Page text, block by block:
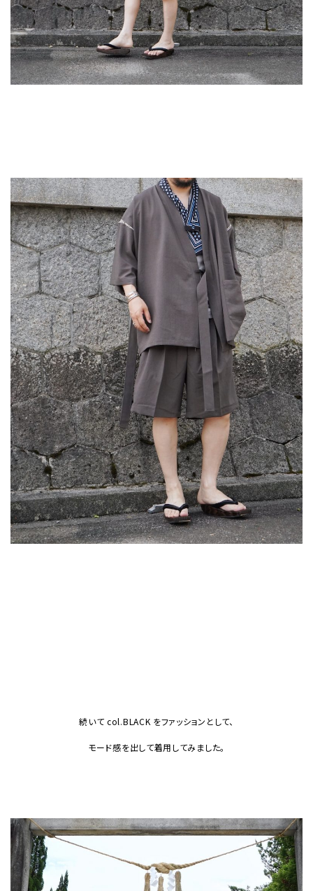
続いて col.BLACK をファッションとして、
モード感を出して着用してみました。